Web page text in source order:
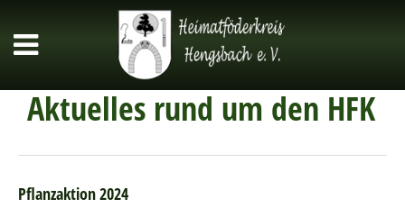
Aktuelles rund um den HFK
Pflanzaktion 2024